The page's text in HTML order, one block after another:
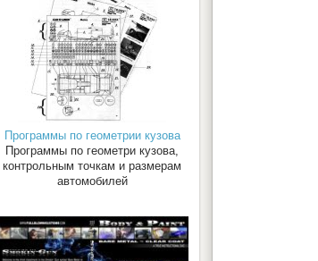
Программы по геометрии кузова
Программы по геометри кузова,
контрольным точкам и размерам
автомобилей